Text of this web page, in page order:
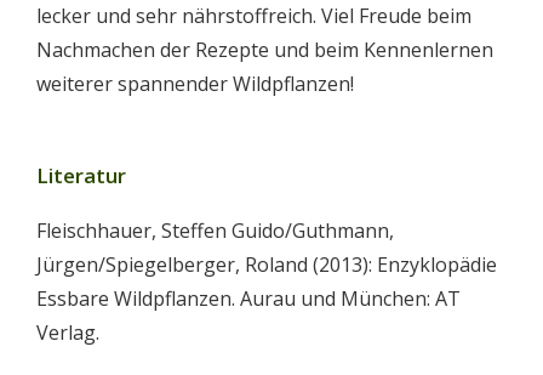
lecker und sehr nährstoffreich. Viel Freude beim
Nachmachen der Rezepte und beim Kennenlernen
weiterer spannender Wildpflanzen!
Literatur
Fleischhauer, Steffen Guido/Guthmann,
Jürgen/Spiegelberger, Roland (2013): Enzyklopädie
Essbare Wildpflanzen. Aurau und München: AT
Verlag.